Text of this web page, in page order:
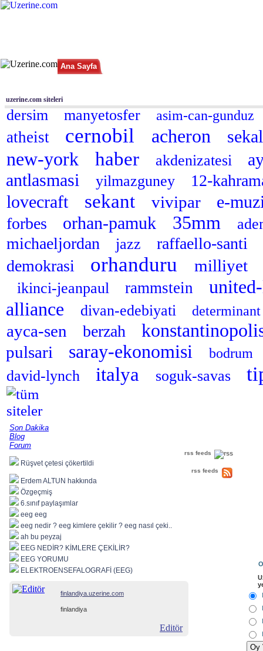
Ana Sayfa
uzerine.com siteleri
dersim manyetosfer asim-can-gunduz
atheist cernobil acheron
new-york haber akdenizatesi
antlasmasi
yilmazguney 12-
lovecraft sekant vivipar e-
forbes orhan-pamuk 35mm
michaeljordan jazz
raffaello-santi
demokrasi
orhanduru milliyet
ikinci-jeanpaul rammstein
alliance
divan-edebiyati
ayca-sen berzah
pulsari saray-ekonomisi bodrum
david-lynch italya soguk-savas
Son Dakika
Blog
Forum
rss feeds
Rüşvet çetesi çökertildi
rss feeds
Erdem ALTUN hakkında
Özgeçmiş
6.sınıf paylaşımlar
eeg eeg
eeg nedir ? eeg kimlere çekilir ? eeg nasıl çeki..
ah bu peyzaj
EEG NEDİR? KİMLERE ÇEKİLİR?
EEG YORUMU
ELEKTROENSEFALOGRAFİ (EEG)
finlandiya.uzerine.com
finlandiya
Editör